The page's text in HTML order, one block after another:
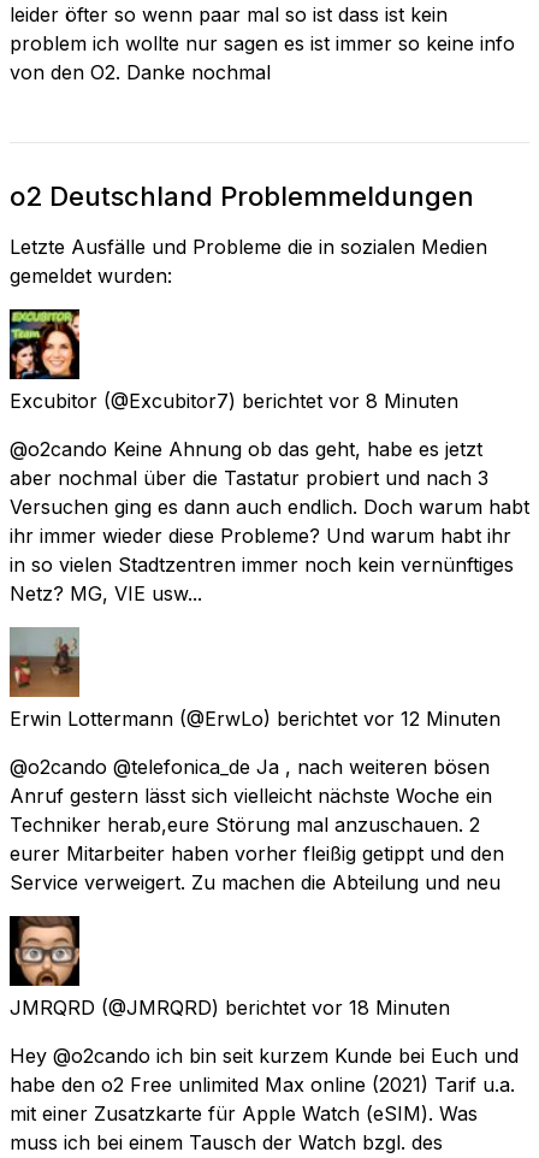
leider öfter so wenn paar mal so ist dass ist kein
problem ich wollte nur sagen es ist immer so keine info
von den O2. Danke nochmal
o2 Deutschland Problemmeldungen
Letzte Ausfälle und Probleme die in sozialen Medien
gemeldet wurden:
Excubitor (@Excubitor7) berichtet vor 8 Minuten
@o2cando Keine Ahnung ob das geht, habe es jetzt
aber nochmal über die Tastatur probiert und nach 3
Versuchen ging es dann auch endlich. Doch warum habt
ihr immer wieder diese Probleme? Und warum habt ihr
in so vielen Stadtzentren immer noch kein vernünftiges
Netz? MG, VIE usw...
Erwin Lottermann (@ErwLo) berichtet vor 12 Minuten
@o2cando @telefonica_de Ja , nach weiteren bösen
Anruf gestern lässt sich vielleicht nächste Woche ein
Techniker herab,eure Störung mal anzuschauen. 2
eurer Mitarbeiter haben vorher fleißig getippt und den
Service verweigert. Zu machen die Abteilung und neu
JMRQRD (@JMRQRD) berichtet vor 18 Minuten
Hey @o2cando ich bin seit kurzem Kunde bei Euch und
habe den o2 Free unlimited Max online (2021) Tarif u.a.
mit einer Zusatzkarte für Apple Watch (eSIM). Was
muss ich bei einem Tausch der Watch bzgl. des